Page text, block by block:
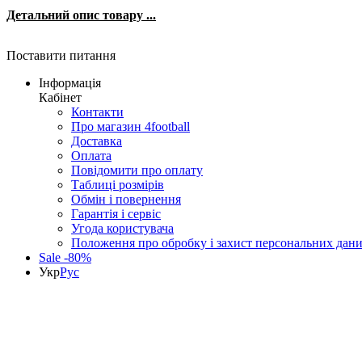
Детальний опис товару ...
Поставити питання
Інформація
Кабінет
Контакти
Про магазин 4football
Доставка
Оплата
Повідомити про оплату
Таблиці розмірів
Обмін і повернення
Гарантія і сервіс
Угода користувача
Положення про обробку і захист персональних
Sale -80%
УкрРус